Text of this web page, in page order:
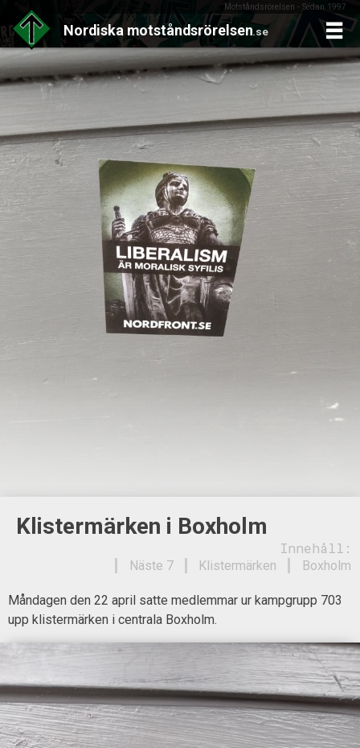
Motståndsrörelsen - Sedan 1997
Nordiska motståndsrörelsen.se
Skip
to
content
Klistermärken i Boxholm
Innehåll:
Boxholm
Klistermärken
Näste 7
Måndagen den 22 april satte medlemmar ur kampgrupp 703
upp klistermärken i centrala Boxholm.